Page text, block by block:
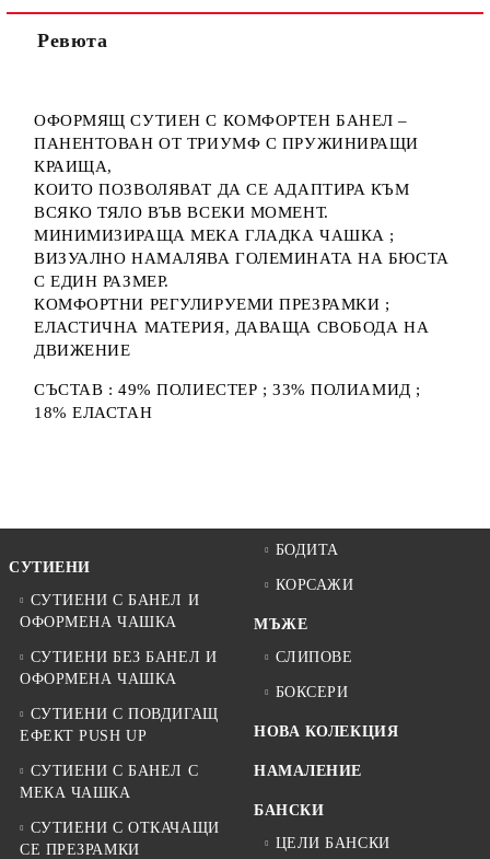
Ревюта
ОФОРМЯЩ СУТИЕН С КОМФОРТЕН БАНЕЛ –
ПАНЕНТОВАН ОТ ТРИУМФ С ПРУЖИНИРАЩИ
КРАИЩА,
КОИТО ПОЗВОЛЯВАТ ДА СЕ АДАПТИРА КЪМ
ВСЯКО ТЯЛО ВЪВ ВСЕКИ МОМЕНТ.
МИНИМИЗИРАЩА МЕКА ГЛАДКА ЧАШКА ;
ВИЗУАЛНО НАМАЛЯВА ГОЛЕМИНАТА НА БЮСТА
С ЕДИН РАЗМЕР.
КОМФОРТНИ РЕГУЛИРУЕМИ ПРЕЗРАМКИ ;
ЕЛАСТИЧНА МАТЕРИЯ, ДАВАЩА СВОБОДА НА
ДВИЖЕНИЕ
СЪСТАВ : 49% ПОЛИЕСТЕР ; 33% ПОЛИАМИД ;
18% ЕЛАСТАН
СУТИЕНИ
СУТИЕНИ С БАНЕЛ И
ОФОРМЕНА ЧАШКА
СУТИЕНИ БЕЗ БАНЕЛ И
ОФОРМЕНА ЧАШКА
СУТИЕНИ С ПОВДИГАЩ
ЕФЕКТ PUSH UP
СУТИЕНИ С БАНЕЛ С
МЕКА ЧАШКА
СУТИЕНИ С ОТКАЧАЩИ
СЕ ПРЕЗРАМКИ
БОДИТА
КОРСАЖИ
МЪЖЕ
СЛИПОВЕ
БОКСЕРИ
НОВА КОЛЕКЦИЯ
НАМАЛЕНИЕ
БАНСКИ
ЦЕЛИ БАНСКИ